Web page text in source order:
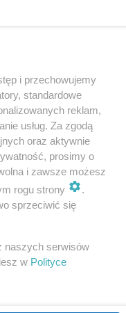
i przechowujemy
standardowe
reklam,
usług. Za zgodą
oraz aktywnie
prosimy o
i zawsze możesz
rogu strony
.
sprzeciwić się
naszych serwisów
w Polityce